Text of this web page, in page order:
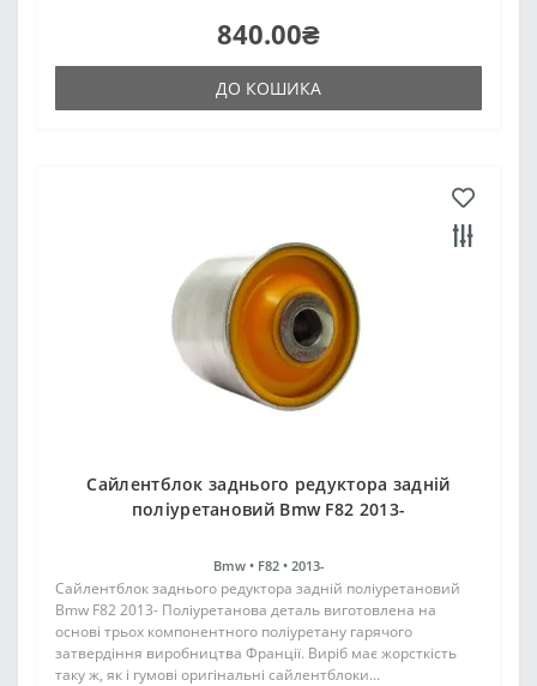
840.00₴
ДО КОШИКА
Сайлентблок заднього редуктора задній
поліуретановий Bmw F82 2013-
Bmw • F82 • 2013-
Сайлентблок заднього редуктора задній поліуретановий
Bmw F82 2013- Поліуретанова деталь виготовлена на
основі трьох компонентного поліуретану гарячого
затвердіння виробництва Франції. Виріб має жорсткість
таку ж, як і гумові оригінальні сайлентблоки...